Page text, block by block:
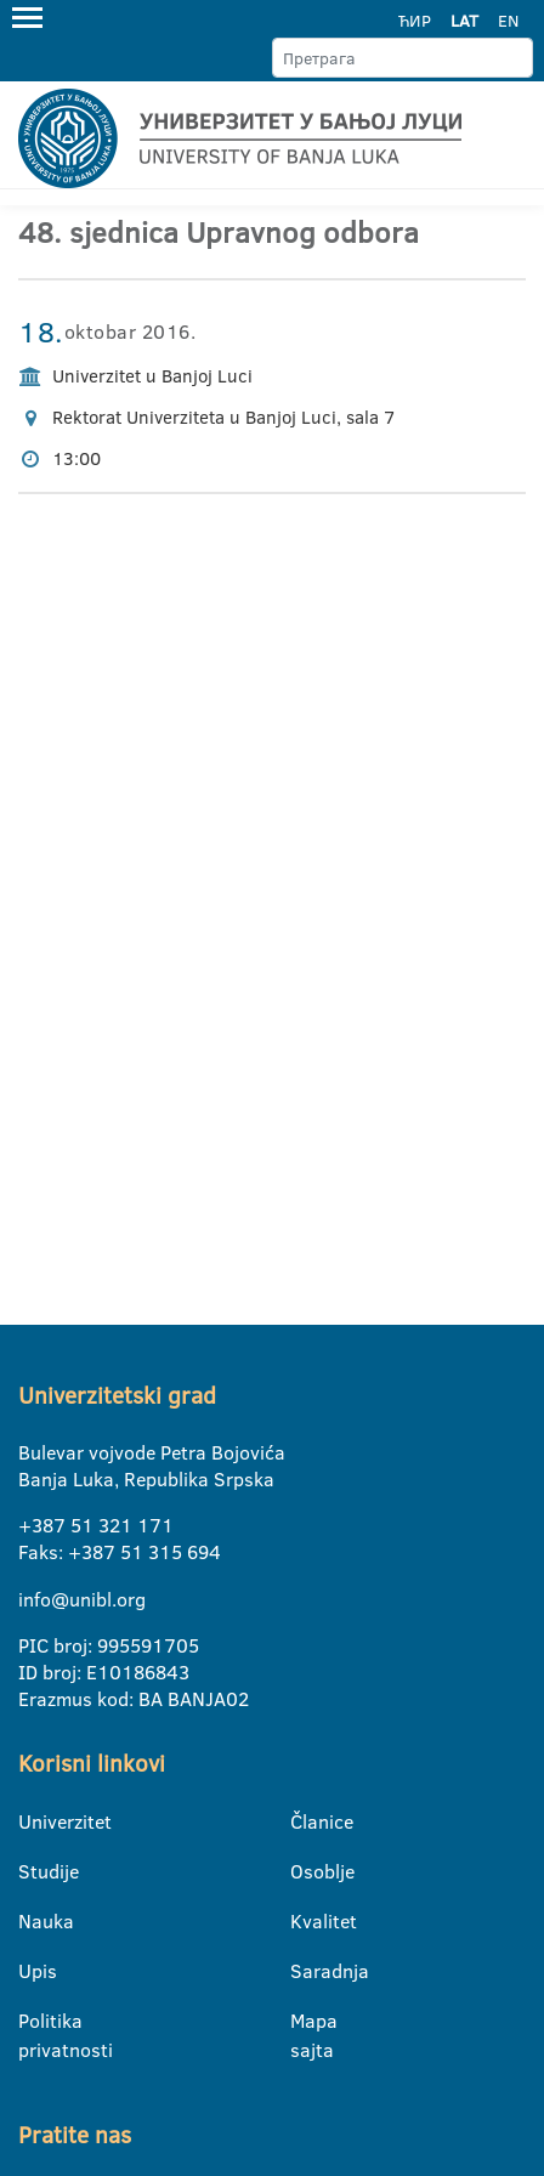
ЋИР LAT EN
48. sjednica Upravnog odbora
18.oktobar 2016.
Univerzitet u Banjoj Luci
Rektorat Univerziteta u Banjoj Luci, sala 7
13:00
Univerzitetski grad
Bulevar vojvode Petra Bojovića
Banja Luka, Republika Srpska
+387 51 321 171
Faks: +387 51 315 694
info@unibl.org
PIC broj: 995591705
ID broj: E10186843
Erazmus kod: BA BANJA02
Korisni linkovi
Univerzitet
Studije
Nauka
Upis
Politika
privatnosti
Članice
Osoblje
Kvalitet
Saradnja
Mapa
sajta
Pratite nas